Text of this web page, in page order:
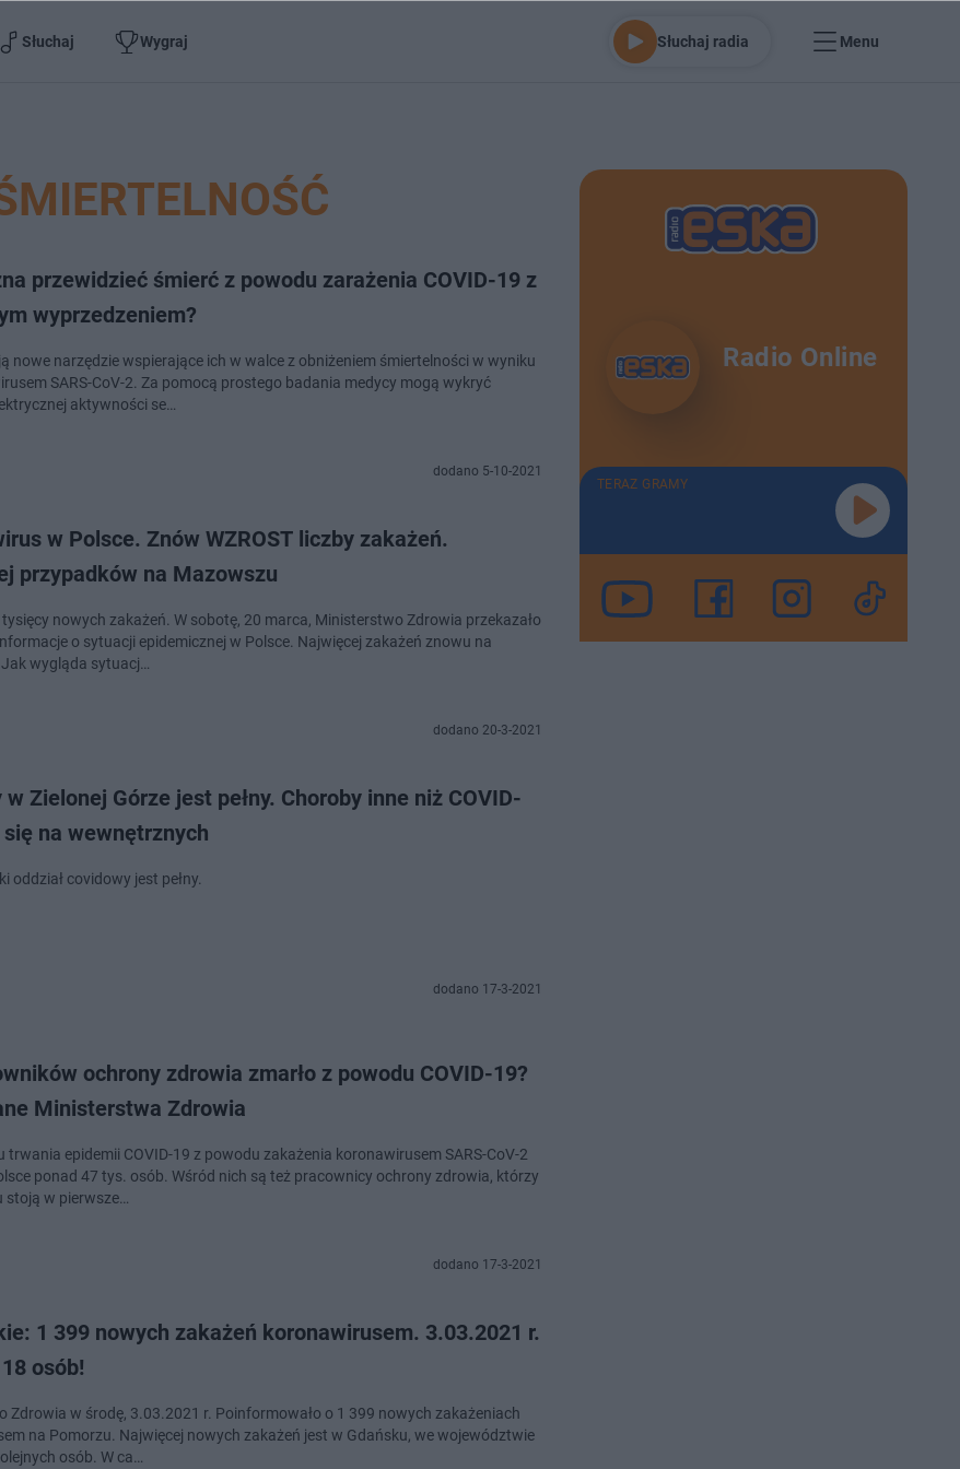
Słuchaj Wygraj Słuchaj radia Menu
przewidzieć śmierć z powodu zarażenia COVID-19 z
wyprzedzeniem?
nowe narzędzie wspierające ich w walce z obniżeniem śmiertelności w wyniku
SARS-CoV-2. Za pomocą prostego badania medycy mogą wykryć
aktywności se…
dodano 5-10-2021
w Polsce. Znów WZROST liczby zakażeń.
przypadków na Mazowszu
tysięcy nowych zakażeń. W sobotę, 20 marca, Ministerstwo Zdrowia przekazało
o sytuacji epidemicznej w Polsce. Najwięcej zakażeń znowu na
wygląda sytuacj…
dodano 20-3-2021
w Zielonej Górze jest pełny. Choroby inne niż COVID-
na wewnętrznych
oddział covidowy jest pełny.
dodano 17-3-2021
ochrony zdrowia zmarło z powodu COVID-19?
Ministerstwa Zdrowia
trwania epidemii COVID-19 z powodu zakażenia koronawirusem SARS-CoV-2
ponad 47 tys. osób. Wśród nich są też pracownicy ochrony zdrowia, którzy
w pierwsze…
dodano 17-3-2021
1 399 nowych zakażeń koronawirusem. 3.03.2021 r.
osób!
Zdrowia w środę, 3.03.2021 r. Poinformowało o 1 399 nowych zakażeniach
na Pomorzu. Najwięcej nowych zakażeń jest w Gdańsku, we województwie
osób. W ca…
Radio Online
TERAZ GRAMY